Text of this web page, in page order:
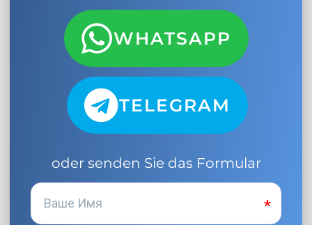
WHATSAPP
TELEGRAM
oder senden Sie das Formular